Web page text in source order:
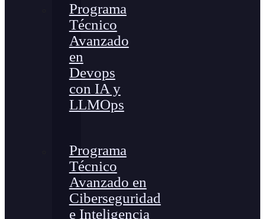
Programa
Técnico
Avanzado
en
Devops
con IA y
LLMOps
Programa
Técnico
Avanzado en
Ciberseguridad
e Inteligencia